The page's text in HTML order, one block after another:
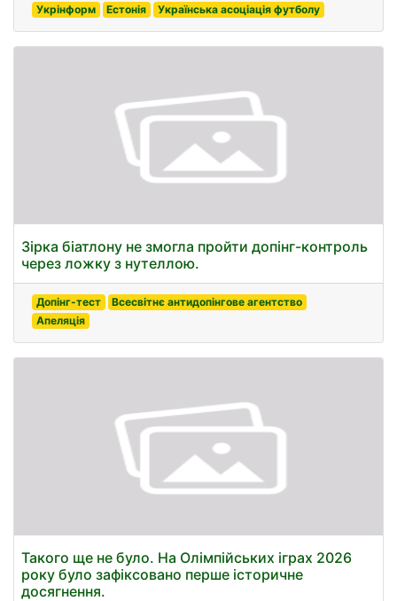
Укрінформ Естонія Українська асоціація футболу
Зірка біатлону не змогла пройти допінг-контроль
через ложку з нутеллою.
Допінг-тест
Всесвітнє антидопінгове агентство
Апеляція
Такого ще не було. На Олімпійських іграх 2026
року було зафіксовано перше історичне
досягнення.